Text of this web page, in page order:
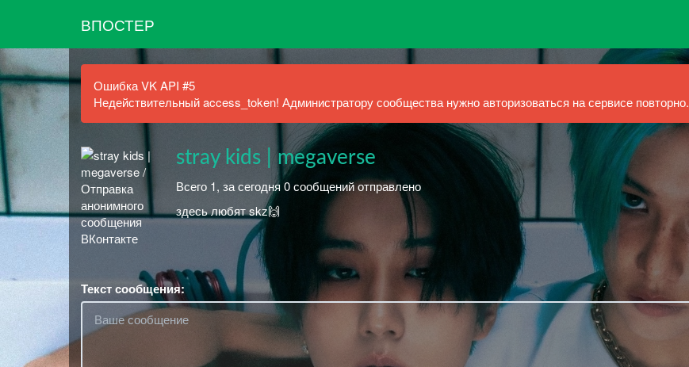
ВПОСТЕР
Ошибка VK API #5
Недействительный access_token! Администратору сообщества нужно авторизоваться на сервисе повторно.
stray kids | megaverse
Всего 1, за сегодня 0 сообщений отправлено
здесь любят skz🙌
Текст сообщения: